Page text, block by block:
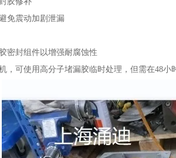
免震动加剧泄漏‌
密封组件以增强耐腐蚀性‌
，可使用高分子堵漏胶临时处理，但需在48小